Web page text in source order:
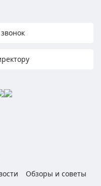
Обзоры и советы